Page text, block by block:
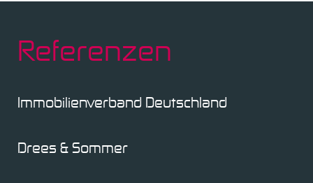
Referenzen
Immobilienverband Deutschland
Drees & Sommer